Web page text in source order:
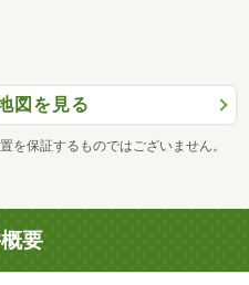
図を見る
を保証するものではございません。
要